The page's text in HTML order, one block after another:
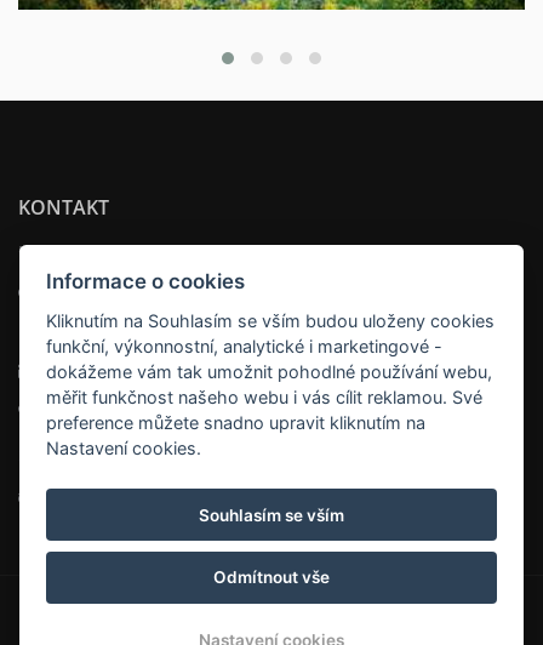
KONTAKT
HOTEL OYA
Adresa:
Na Pankráci 1337/109 , 140 00 Praha
Email:recepce@hoteloya.cz
Telefon:
+420 737 819 498
Twitter
Informace o cookies
Kliknutím na Souhlasím se vším budou uloženy cookies
funkční, výkonnostní, analytické i marketingové -
dokážeme vám tak umožnit pohodlné používání webu,
měřit funkčnost našeho webu i vás cílit reklamou. Své
preference můžete snadno upravit kliknutím na
Nastavení cookies.
Souhlasím se vším
Odmítnout vše
Nastavení cookies